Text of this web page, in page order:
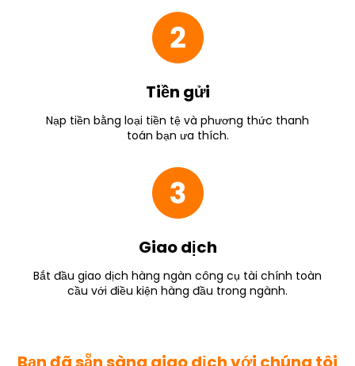
Tiền gửi
Nạp tiền bằng loại tiền tệ và phương thức thanh
toán bạn ưa thích.
Giao dịch
Bắt đầu giao dịch hàng ngàn công cụ tài chính toàn
cầu với điều kiện hàng đầu trong ngành.